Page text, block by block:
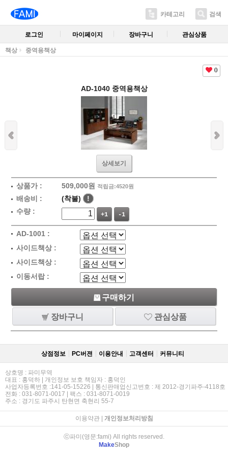
카테고리 검색
로그인 마이페이지 장바구니 관심상품
책상 중역용책상
0
AD-1040 중역용책상
상세보기
상품가 : 509,000원 적립금:4520원
배송비 : (착불)
!
수량 :
+1 -1
AD-1001 :
사이드책상 :
사이드책상 :
이동서랍 :
구매하기
장바구니 관심상품
상점정보 PC버젼 이용안내 고객센터 커뮤니티
상호명 : 파미무역
대표 : 홍덕하 | 개인정보 보호 책임자 : 홍덕인
사업자등록번호 :141-05-15226 | 통신판매업신고번호 : 제 2012-경기파주-4118호
전화 : 031-8071-0017 | 팩스 : 031-8071-0019
주소 : 경기도 파주시 탄현면 축현리 55-7
이용약관| 개인정보처리방침
ⓒ파미(영문:fami) All rights reserved.
MakeShop